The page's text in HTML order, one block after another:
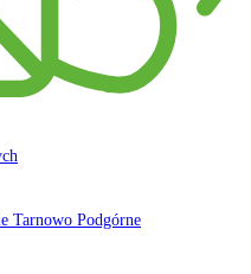
Tarnowo Podgórne